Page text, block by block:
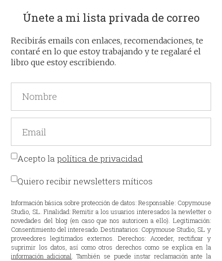
Únete a mi lista privada de correo
Recibirás emails con enlaces, recomendaciones, te
contaré en lo que estoy trabajando y te regalaré el
libro que estoy escribiendo.
Acepto lapolítica de privacidad
Quiero recibir newsletters míticos
Información básica sobre protección de datos: Responsable: Copymouse
Studio, SL. Finalidad: Remitir a los usuarios interesados la newletter o
novedades del blog (en caso que nos autoricen a ello). Legitimación:
Consentimiento del interesado. Destinatarios: Copymouse Studio, SL y
proveedores legitimados externos. Derechos: Acceder, rectificar y
suprimir los datos, así como otros derechos como se explica en la
información adicional
. También se puede instar reclamación ante la